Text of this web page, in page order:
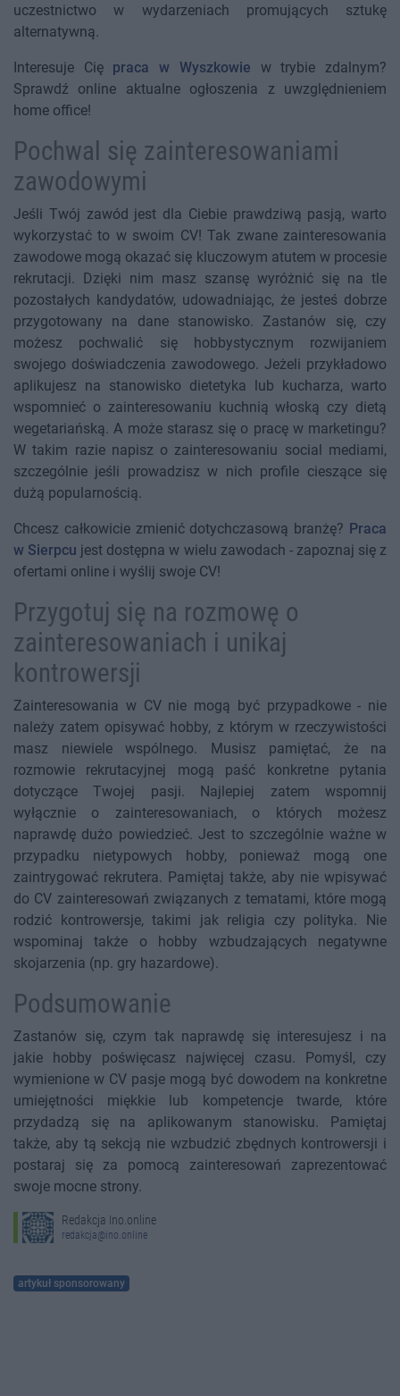
uczestnictwo w wydarzeniach promujących sztukę
alternatywną.
Interesuje Cię praca w Wyszkowie w trybie zdalnym?
Sprawdź online aktualne ogłoszenia z uwzględnieniem
home office!
Pochwal się zainteresowaniami
zawodowymi
Jeśli Twój zawód jest dla Ciebie prawdziwą pasją, warto
wykorzystać to w swoim CV! Tak zwane zainteresowania
zawodowe mogą okazać się kluczowym atutem w procesie
rekrutacji. Dzięki nim masz szansę wyróżnić się na tle
pozostałych kandydatów, udowadniając, że jesteś dobrze
przygotowany na dane stanowisko. Zastanów się, czy
możesz pochwalić się hobbystycznym rozwijaniem
swojego doświadczenia zawodowego. Jeżeli przykładowo
aplikujesz na stanowisko dietetyka lub kucharza, warto
wspomnieć o zainteresowaniu kuchnią włoską czy dietą
wegetariańską. A może starasz się o pracę w marketingu?
W takim razie napisz o zainteresowaniu social mediami,
szczególnie jeśli prowadzisz w nich profile cieszące się
dużą popularnością.
Chcesz całkowicie zmienić dotychczasową branżę? Praca
w Sierpcu jest dostępna w wielu zawodach - zapoznaj się z
ofertami online i wyślij swoje CV!
Przygotuj się na rozmowę o
zainteresowaniach i unikaj
kontrowersji
Zainteresowania w CV nie mogą być przypadkowe - nie
należy zatem opisywać hobby, z którym w rzeczywistości
masz niewiele wspólnego. Musisz pamiętać, że na
rozmowie rekrutacyjnej mogą paść konkretne pytania
dotyczące Twojej pasji. Najlepiej zatem wspomnij
wyłącznie o zainteresowaniach, o których możesz
naprawdę dużo powiedzieć. Jest to szczególnie ważne w
przypadku nietypowych hobby, ponieważ mogą one
zaintrygować rekrutera. Pamiętaj także, aby nie wpisywać
do CV zainteresowań związanych z tematami, które mogą
rodzić kontrowersje, takimi jak religia czy polityka. Nie
wspominaj także o hobby wzbudzających negatywne
skojarzenia (np. gry hazardowe).
Podsumowanie
Zastanów się, czym tak naprawdę się interesujesz i na
jakie hobby poświęcasz najwięcej czasu. Pomyśl, czy
wymienione w CV pasje mogą być dowodem na konkretne
umiejętności miękkie lub kompetencje twarde, które
przydadzą się na aplikowanym stanowisku. Pamiętaj
także, aby tą sekcją nie wzbudzić zbędnych kontrowersji i
postaraj się za pomocą zainteresowań zaprezentować
swoje mocne strony.
Redakcja Ino.online
redakcja@ino.online
artykuł sponsorowany